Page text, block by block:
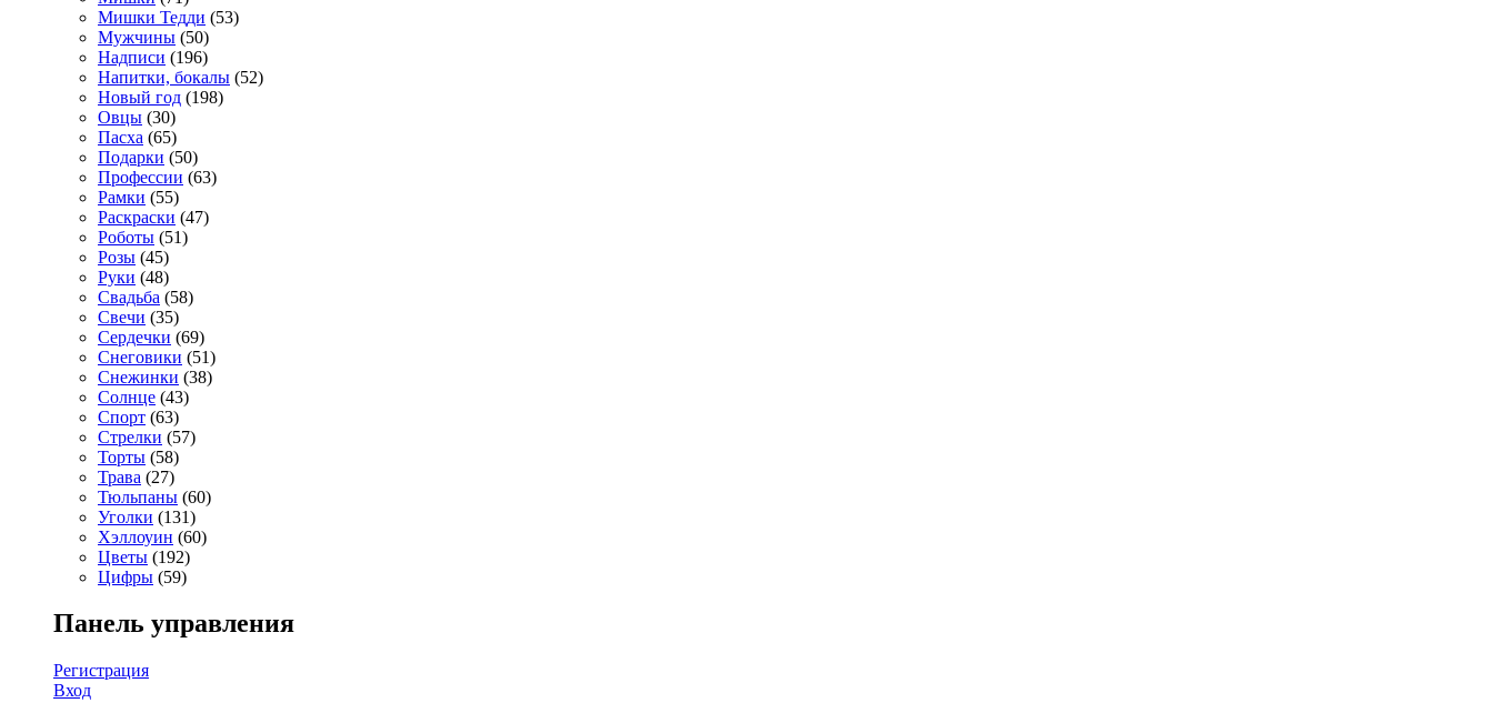
Мишки Тедди (53)
Мужчины (50)
Надписи (196)
Напитки, бокалы (52)
Новый год (198)
Овцы (30)
Пасха (65)
Подарки (50)
Профессии (63)
Рамки (55)
Раскраски (47)
Роботы (51)
Розы (45)
Руки (48)
Свадьба (58)
Свечи (35)
Сердечки (69)
Снеговики (51)
Снежинки (38)
Солнце (43)
Спорт (63)
Стрелки (57)
Торты (58)
Трава (27)
Тюльпаны (60)
Уголки (131)
Хэллоуин (60)
Цветы (192)
Цифры (59)
Панель управления
Регистрация
Вход